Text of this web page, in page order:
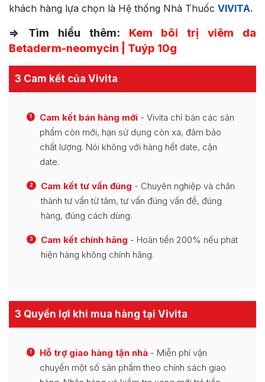
khách hàng lựa chọn là Hệ thống Nhà Thuốc VIVITA.
=> Tìm hiểu thêm: Kem bôi trị viêm da
Betaderm-neomycin | Tuýp 10g
3 Cam kết của Vivita
1 Cam kết bán hàng mới - Vivita chỉ bán các sản
phẩm còn mới, hạn sử dụng còn xa, đảm bảo
chất lượng. Nói không với hàng hết date, cận
date.
2 Cam kết tư vấn đúng - Chuyên nghiệp và chân
thành tư vấn từ tâm, tư vấn đúng vấn đề, đúng
hàng, đúng cách dùng.
3 Cam kết chính hãng - Hoàn tiền 200% nếu phát
hiện hàng không chính hãng.
3 Quyền lợi khi mua hàng tại Vivita
1 Hỗ trợ giao hàng tận nhà - Miễn phí vận
chuyển một số sản phẩm theo chính sách giao